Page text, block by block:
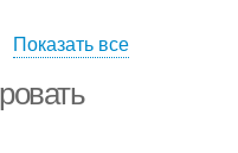
Показать все